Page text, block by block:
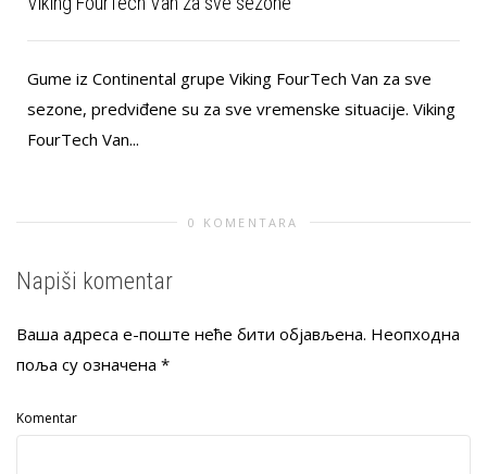
Gume iz Continental grupe Viking FourTech Van za sve
sezone, predviđene su za sve vremenske situacije. Viking
FourTech Van...
0 KOMENTARA
Napiši komentar
Ваша адреса е-поште неће бити објављена. Неопходна
поља су означена *
Komentar